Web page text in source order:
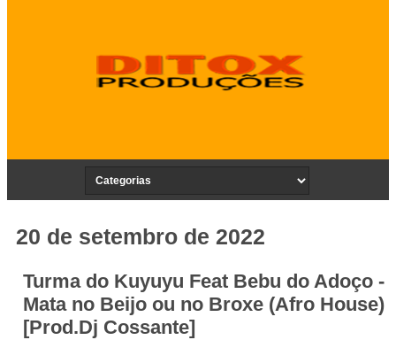
20 de setembro de 2022
Turma do Kuyuyu Feat Bebu do Adoço -
Mata no Beijo ou no Broxe (Afro House)
[Prod.Dj Cossante]